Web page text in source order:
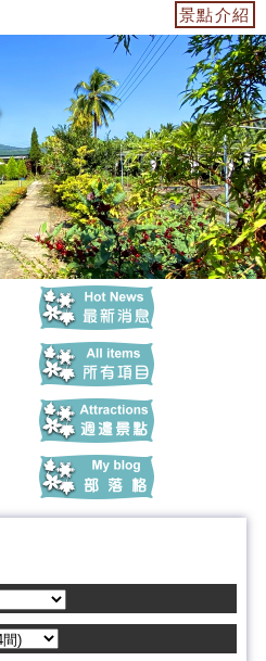
景點介紹